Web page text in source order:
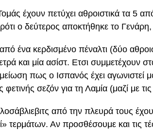
έχουν πετύχει αθροιστικά τα 5
ο δεύτερος αποκτήθηκε το
ένα κερδισμένο πέναλτι (δύο
και μία ασίστ. Ετσι συμμετέχουν
πως ο Ισπανός έχει αγωνιστεί
φετινής σεζόν για τη Λαμία (μαζί με
από την πλευρά τους
τερμάτων. Αν προσθέσουμε και τις